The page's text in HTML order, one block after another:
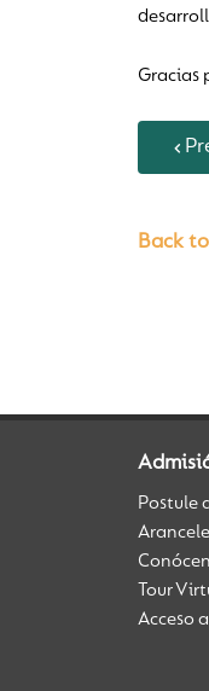
Gracias
Back
Postule
Tour
Acceso